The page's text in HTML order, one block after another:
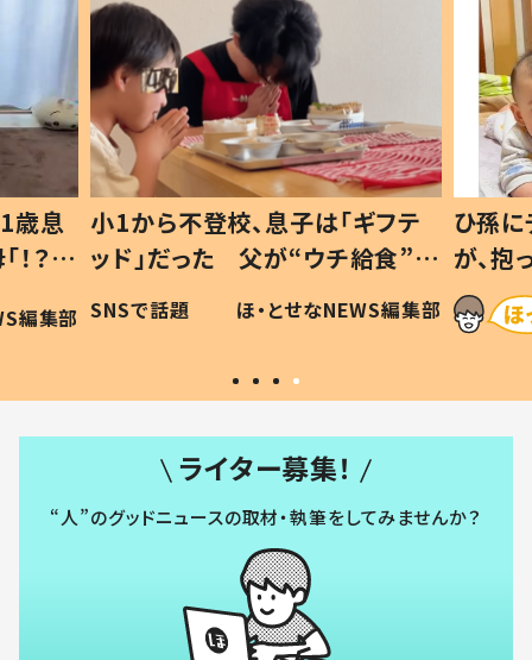
歳息
？」
編集部
小1から不登校、息子は「ギフテ
ッド」だった 父が“ウチ給食”を
作り続ける理由とは #令和の親
#令和の子
SNSで話題 ほ・とせなNEWS編集部
ひ孫
が、
「涙が
い」
ライター募集！
“人”のグッドニュースの取材・執筆をしてみませんか？